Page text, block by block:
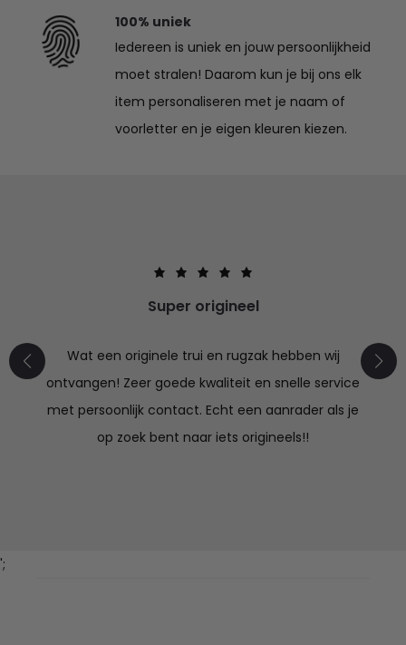
100% uniek
Iedereen is uniek en jouw persoonlijkheid
moet stralen! Daarom kun je bij ons elk
item personaliseren met je naam of
voorletter en je eigen kleuren kiezen.
Super origineel
Wat een originele trui en rugzak hebben wij
ontvangen! Zeer goede kwaliteit en snelle service
met persoonlijk contact. Echt een aanrader als je
op zoek bent naar iets origineels!!
';